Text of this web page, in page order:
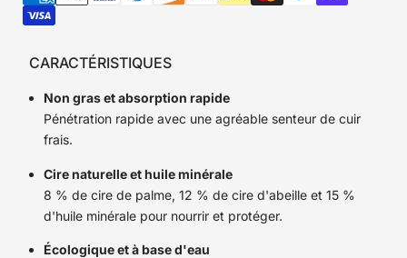
CARACTÉRISTIQUES
Non gras et absorption rapide
Pénétration rapide avec une agréable senteur de cuir
frais.
Cire naturelle et huile minérale
8 % de cire de palme, 12 % de cire d'abeille et 15 %
d'huile minérale pour nourrir et protéger.
Écologique et à base d'eau